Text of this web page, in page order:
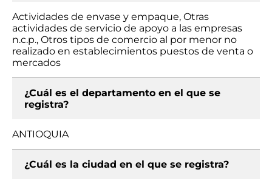
Actividades de envase y empaque, Otras
actividades de servicio de apoyo a las empresas
n.c.p., Otros tipos de comercio al por menor no
realizado en establecimientos puestos de venta o
mercados
¿Cuál es el departamento en el que se
registra?
ANTIOQUIA
¿Cuál es la ciudad en el que se registra?